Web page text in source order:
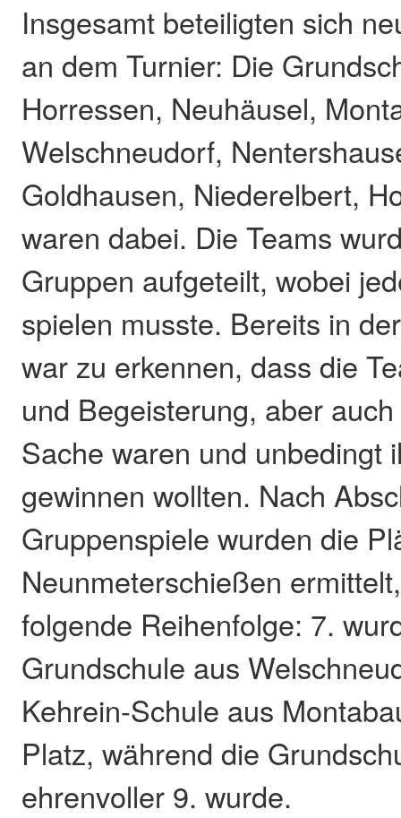
Insgesamt beteiligten sich
an dem Turnier: Die
Horressen, Neuhäusel,
Welschneudorf,
Goldhausen, Niederelbert,
waren dabei. Die Teams
Gruppen aufgeteilt, wobei
spielen musste. Bereits in
war zu erkennen, dass die
und Begeisterung, aber
Sache waren und unbedingt
gewinnen wollten. Nach
Gruppenspiele wurden die
Neunmeterschießen
folgende Reihenfolge: 7.
Grundschule aus
Kehrein-Schule aus
Platz, während die
ehrenvoller 9. wurde.